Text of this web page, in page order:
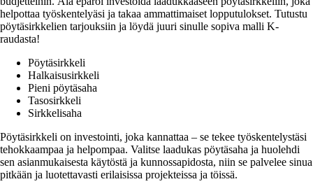
helpottaa työskentelyäsi ja takaa ammattimaiset lopputulokset. Tutustu
pöytäsirkkelien tarjouksiin ja löydä juuri sinulle sopiva malli K-
raudasta!
Pöytäsirkkeli
Halkaisusirkkeli
Pieni pöytäsaha
Tasosirkkeli
Sirkkelisaha
Pöytäsirkkeli on investointi, joka kannattaa – se tekee työskentelystäsi
tehokkaampaa ja helpompaa. Valitse laadukas pöytäsaha ja huolehdi
sen asianmukaisesta käytöstä ja kunnossapidosta, niin se palvelee sinua
pitkään ja luotettavasti erilaisissa projekteissa ja töissä.